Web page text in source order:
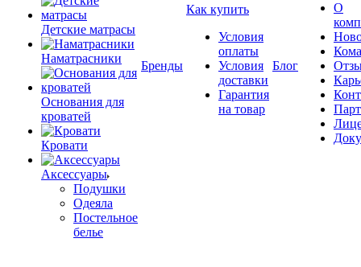
Детские матрасы
Наматрасники
Основания для
кроватей
Кровати
Аксессуары
Подушки
Одеяла
Постельное
белье
Бренды
Как купить
Условия
оплаты
Условия
доставки
Гарантия
на товар
Блог
О